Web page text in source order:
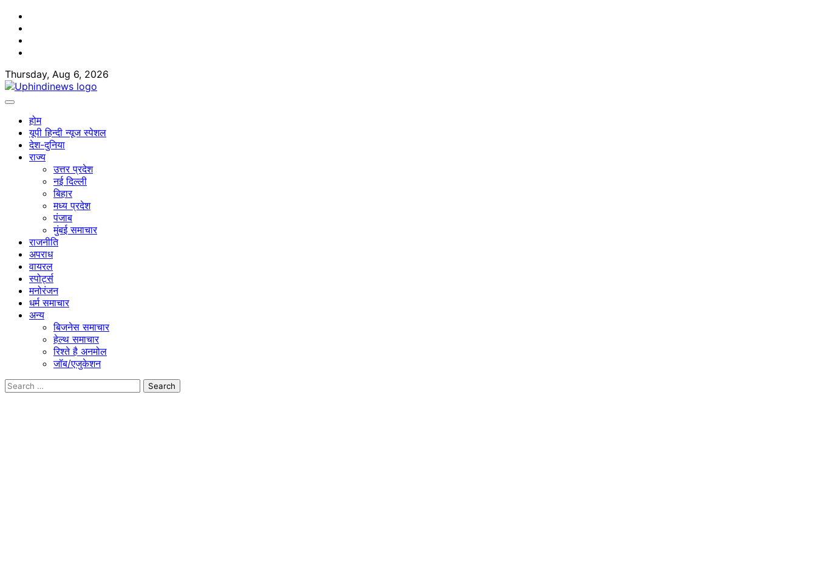
Skip
content
Thursday, Aug 6, 2026
होम
यूपी हिन्दी न्यूज स्पेशल
देश-दुनिया
राज्य
उत्तर प्रदेश
नई दिल्ली
बिहार
मध्य प्रदेश
पंजाब
मुंबई समाचार
राजनीति
अपराध
वायरल
स्पोर्ट्स
मनोरंजन
धर्म समाचार
अन्य
बिजनेस समाचार
हेल्थ समाचार
रिश्ते है अनमोल
जॉब/एजुकेशन
Search